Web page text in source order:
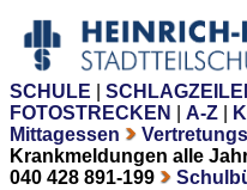
SCHULE
FOTOSTRECKEN
A-Z
Mittagessen
Krankmeldungen alle
040 428 891-199